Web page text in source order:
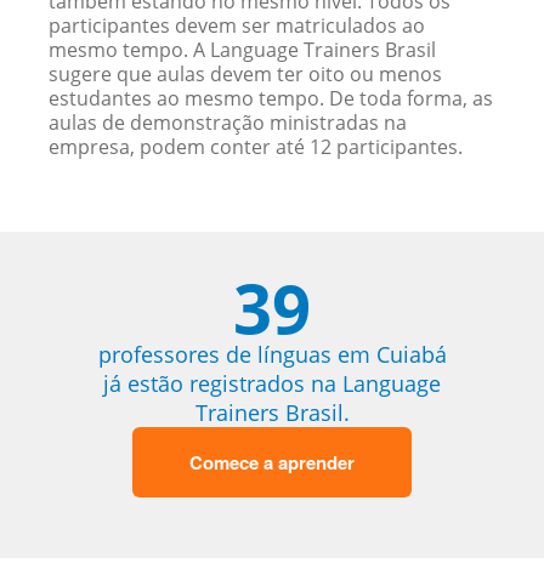
participantes devem ser matriculados ao
mesmo tempo. A Language Trainers Brasil
sugere que aulas devem ter oito ou menos
estudantes ao mesmo tempo. De toda forma, as
aulas de demonstração ministradas na
empresa, podem conter até 12 participantes.
39
professores de línguas em Cuiabá
já estão registrados na Language
Trainers Brasil.
Comece a aprender